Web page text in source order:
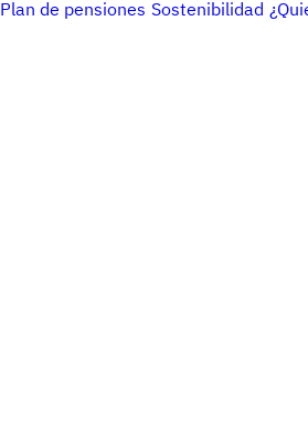
Plan de pensiones Sostenibilidad